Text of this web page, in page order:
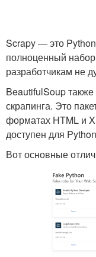
Scrapy — это
полноценный
разработчикам не
BeautifulSoup
скрапинга. Это
форматах HTML и
доступен для
Вот основные